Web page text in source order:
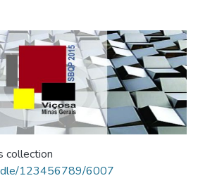
collection
123456789/6007